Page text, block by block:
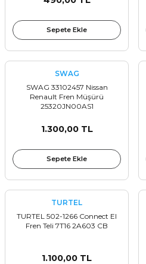
Sepete Ekle
SWAG
SWAG 33102457 Nissan
Renault Fren Müşürü
25320JN00AS1
1.300,00 TL
Sepete Ekle
TURTEL
TURTEL 502-1266 Connect El
Fren Teli 7T16 2A603 CB
1.100,00 TL